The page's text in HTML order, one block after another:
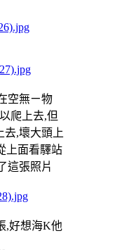
空無ㄧ物
爬上去,但
去,壞大頭上
上面看驛站
這張照片
,好想海K他